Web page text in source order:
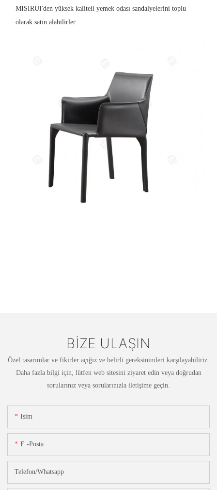
MISIRUI'den yüksek kaliteli yemek odası sandalyelerini toplu
olarak satın alabilirler.
BIZE ULAŞIN
Özel tasarımlar ve fikirler açığız ve belirli gereksinimleri karşılayabiliriz.
Daha fazla bilgi için, lütfen web sitesini ziyaret edin veya doğrudan
sorularınız veya sorularınızla iletişime geçin.
Isim
E -posta
Telefon/whatsapp